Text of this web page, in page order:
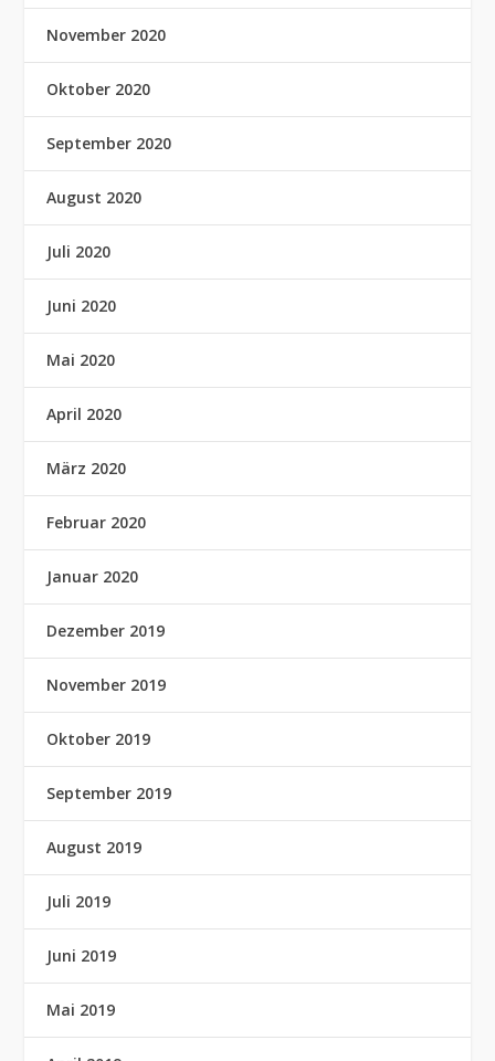
November 2020
Oktober 2020
September 2020
August 2020
Juli 2020
Juni 2020
Mai 2020
April 2020
März 2020
Februar 2020
Januar 2020
Dezember 2019
November 2019
Oktober 2019
September 2019
August 2019
Juli 2019
Juni 2019
Mai 2019